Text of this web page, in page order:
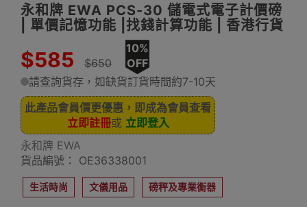
永和牌 EWA PCS-30 儲電式電子計價磅
| 單價記憶功能 |找錢計算功能 | 香港行貨
$585 $650
10%
OFF
請查詢貨存，如缺貨訂貨時間約7-10天
此產品會員價更優惠，即成為會員查看
立即註冊或 立即登入
永和牌 EWA
貨品編號： OE36338001
生活時尚 文儀用品 磅秤及專業衡器